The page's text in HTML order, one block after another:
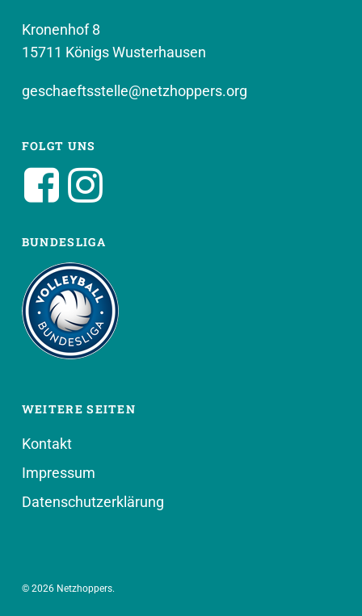
Kronenhof 8
15711 Königs Wusterhausen
geschaeftsstelle@netzhoppers.org
FOLGT UNS
BUNDESLIGA
WEITERE SEITEN
Kontakt
Impressum
Datenschutzerklärung
© 2026 Netzhoppers.